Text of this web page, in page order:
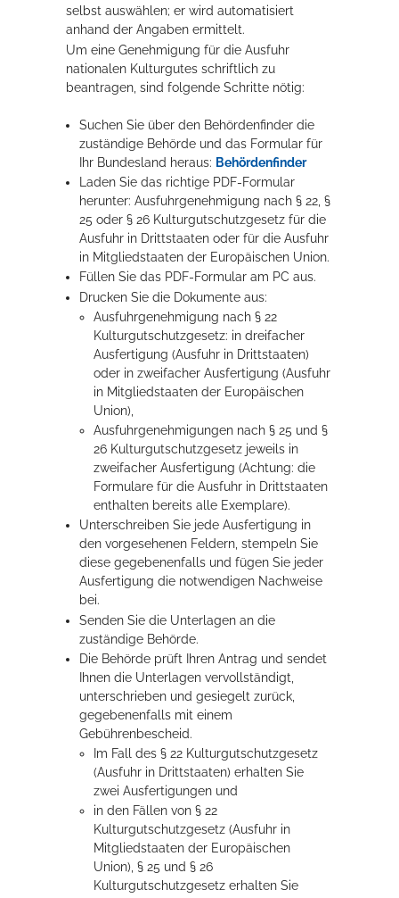
selbst auswählen; er wird automatisiert
anhand der Angaben ermittelt.
Um eine Genehmigung für die Ausfuhr
nationalen Kulturgutes schriftlich zu
beantragen, sind folgende Schritte nötig:
Suchen Sie über den Behördenfinder die
zuständige Behörde und das Formular für
Ihr Bundesland heraus: Behördenfinder
Laden Sie das richtige PDF-Formular
herunter: Ausfuhrgenehmigung nach § 22, §
25 oder § 26 Kulturgutschutzgesetz für die
Ausfuhr in Drittstaaten oder für die Ausfuhr
in Mitgliedstaaten der Europäischen Union.
Füllen Sie das PDF-Formular am PC aus.
Drucken Sie die Dokumente aus:
Ausfuhrgenehmigung nach § 22
Kulturgutschutzgesetz: in dreifacher
Ausfertigung (Ausfuhr in Drittstaaten)
oder in zweifacher Ausfertigung (Ausfuhr
in Mitgliedstaaten der Europäischen
Union),
Ausfuhrgenehmigungen nach § 25 und §
26 Kulturgutschutzgesetz jeweils in
zweifacher Ausfertigung (Achtung: die
Formulare für die Ausfuhr in Drittstaaten
enthalten bereits alle Exemplare).
Unterschreiben Sie jede Ausfertigung in
den vorgesehenen Feldern, stempeln Sie
diese gegebenenfalls und fügen Sie jeder
Ausfertigung die notwendigen Nachweise
bei.
Senden Sie die Unterlagen an die
zuständige Behörde.
Die Behörde prüft Ihren Antrag und sendet
Ihnen die Unterlagen vervollständigt,
unterschrieben und gesiegelt zurück,
gegebenenfalls mit einem
Gebührenbescheid.
Im Fall des § 22 Kulturgutschutzgesetz
(Ausfuhr in Drittstaaten) erhalten Sie
zwei Ausfertigungen und
in den Fällen von § 22
Kulturgutschutzgesetz (Ausfuhr in
Mitgliedstaaten der Europäischen
Union), § 25 und § 26
Kulturgutschutzgesetz erhalten Sie